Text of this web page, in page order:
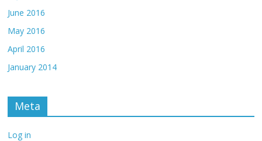
June 2016
May 2016
April 2016
January 2014
Meta
Log in